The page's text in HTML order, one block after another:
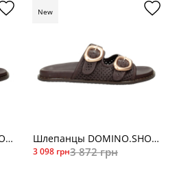
Шлепанцы DOMINO.SHOES 27176кор Шлепанцы DOMINO.SHOES 27156кор
3 098 грн3 872 грн
New